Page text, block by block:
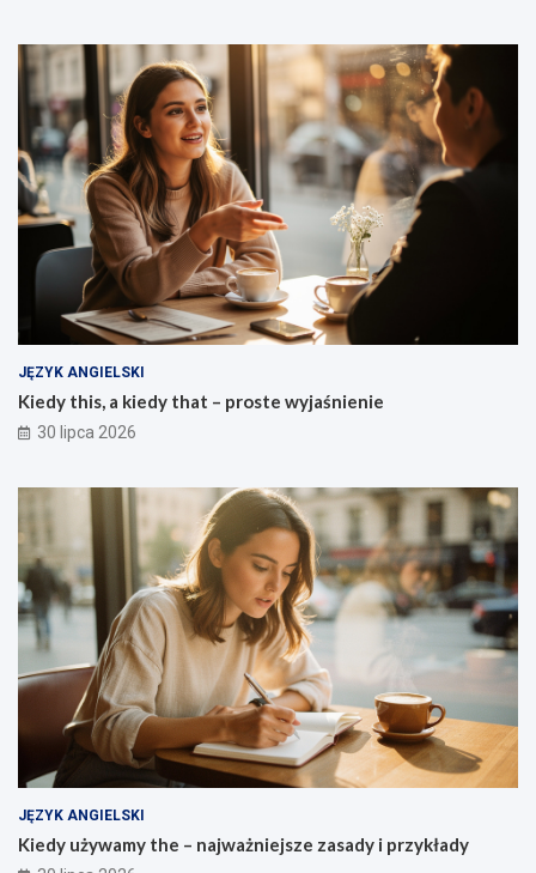
JĘZYK ANGIELSKI
Kiedy this, a kiedy that – proste wyjaśnienie
30 lipca 2026
JĘZYK ANGIELSKI
Kiedy używamy the – najważniejsze zasady i przykłady